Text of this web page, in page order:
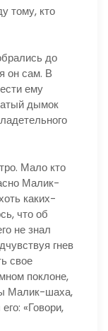
тому, кто
до
он сам. В
ему
дымок
Мало кто
Малик-
каких-
что об
не знал
гнев
свое
поклоне,
Малик-шаха,
«Говори,